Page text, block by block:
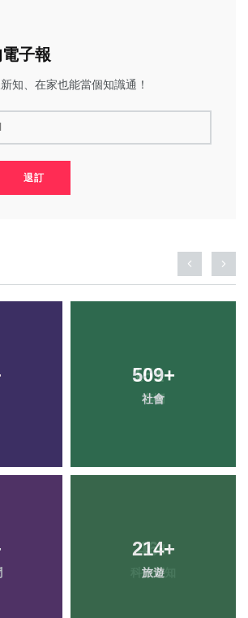
子報
知、在家也能當個知識通！
退訂
509+
社會
214+
旅遊